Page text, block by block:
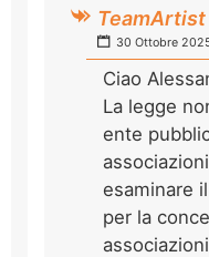
TeamArtist
30 Ottobre
Ciao
La legge
ente
esaminare
per la